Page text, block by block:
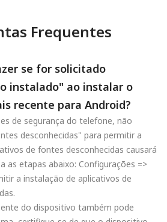
Frequentes
se for solicitado
instalado" ao instalar o
recente para Android?
de segurança do telefone, não
desconhecidas" para permitir a
de fontes desconhecidas causará
as etapas abaixo: Configurações =>
a instalação de aplicativos de
do dispositivo também pode